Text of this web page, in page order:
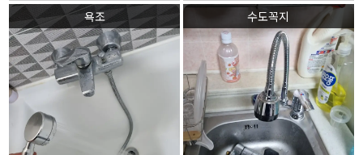
욕조 수도꼭지